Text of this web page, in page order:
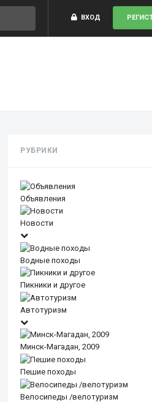
ВХОД
РУБРИКИ
Объявления
Новости
Водные походы
Пикники и другое
Автотуризм
Минск-Магадан, 2009
Пешие походы
Велосипеды /велотуризм